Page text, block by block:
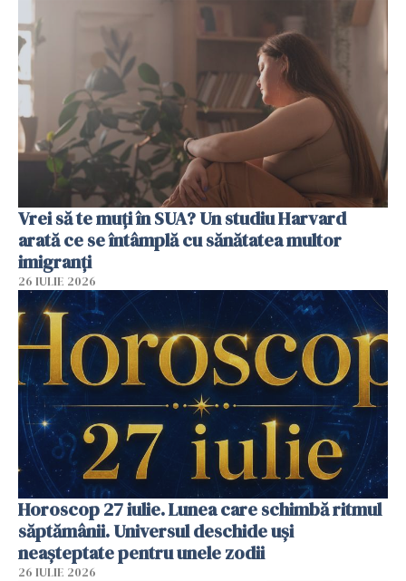
Vrei să te muți în SUA? Un studiu Harvard
arată ce se întâmplă cu sănătatea multor
imigranți
26 IULIE 2026
Horoscop 27 iulie. Lunea care schimbă ritmul
săptămânii. Universul deschide uși
neașteptate pentru unele zodii
26 IULIE 2026